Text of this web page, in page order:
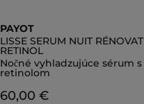
PAYOT
LISSE SERUM NUIT
RETINOL
Nočné vyhladzujúce sérum s
retinolom
60,00 €